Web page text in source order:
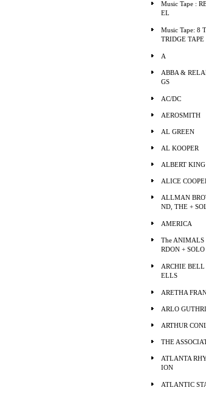
Music Tape :
EL
Music Tape: 8
TRIDGE TAPE
A
ABBA &
GS
AC/DC
AEROSMITH
AL GREEN
AL KOOPER
ALBERT KING
ALICE
ALLMAN
ND, THE +
AMERICA
The ANIMALS
RDON + SOLO
ARCHIE
ELLS
ARETHA
ARLO
ARTHUR
THE
ATLANTA
ION
ATLANTIC